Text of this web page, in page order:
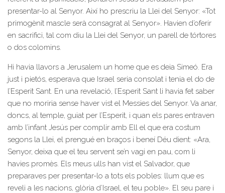
presentar-lo al Senyor. Així ho prescriu la Llei del Senyor: «Tot
primogènit mascle serà consagrat al Senyor». Havien d’oferir
en sacrifici, tal com diu la Llei del Senyor, un parell de tórtores
o dos colomins.
Hi havia llavors a Jerusalem un home que es deia Simeó. Era
just i pietós, esperava que Israel seria consolat i tenia el do de
l’Esperit Sant. En una revelació, l’Esperit Sant li havia fet saber
que no moriria sense haver vist el Messies del Senyor. Va anar,
doncs, al temple, guiat per l’Esperit, i quan els pares entraven
amb l’infant Jesús per complir amb Ell el que era costum
segons la Llei, el prengué en braços i beneí Déu dient: «Ara,
Senyor, deixa que el teu servent se’n vagi en pau, com li
havies promès. Els meus ulls han vist el Salvador, que
preparaves per presentar-lo a tots els pobles: llum que es
reveli a les nacions, glòria d’Israel, el teu poble». El seu pare i